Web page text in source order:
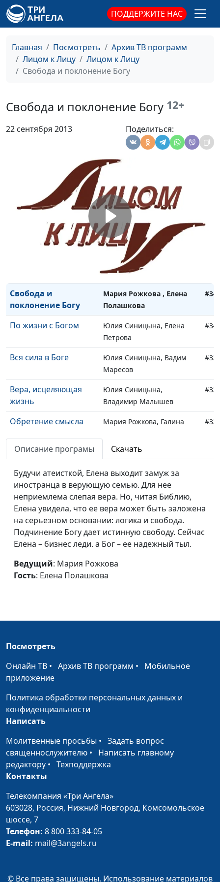
ПОДДЕРЖИТЕ НАС
Главная Посмотреть
Архив ТВ программ
Лицом к Лицу
Лицом к Лицу
Свобода и поклонение Богу
Свобода и поклонение Богу 12+
22 сентября 2013 Поделиться:
Страх смерти.
Япония. Фокусима
Мария Рожкова, Елена
Ёщида
Решение слушаться
Юлия Синицына, Тимур
Шахматов
Церковь - моя семья
Юлия Синицына, Юрий
Помощь Отца
Небесного
Юлия Синицына, Лариса
Терешкина
Выбрать жизнь с
Юлия Синицына, Ирина
Смирнова
Мария Рожкова , Елена
Полашкова
Свобода и
поклонение Богу
Мария Рожкова , Елена
Полашкова
По жизни с Богом
Юлия Синицына, Елена
Петрова
Вся сила в Боге
Юлия Синицына, Вадим
Маресов
Вера, исцеляющая
жизнь
Юлия Синицына,
Владимир Малышев
Обретение смысла
Мария Рожкова, Галина
Решение изменить
Мария Рожкова, Алексей
Обещания Богу
Юлия Синицына, Алексей
Андрюхин
Бог творит чудеса
Юлия Уткина, директор
Телерадиокомпании "Три
Ангела", Дмитрий Ковалев,
"Новое радио"
директор радиостанции
За помощью - к Богу
Телерадиокомпании "Три
"Новое радио"
Низкая самооценка
Духовные искания
Юлия Синицына, Елена
Пологова
предназначение
Михайлова
Нечестно преуспеть
Юлия Синицына, Сергей
Под охраной Божьей
Описание програмы Скачать
Будучи атеисткой, Елена выходит замуж за
иностранца в верующую семью. Для нее
неприемлема слепая вера. Но, читая Библию,
Елена увидела, что ее вера может быть заложена
на серьезном основании: логика и свобода.
Подчинение Богу дает истинную свободу. Сейчас
Елена – бизнес леди. а Бог – ее надежный тыл.
Ведущий: Мария Рожкова
Гость: Елена Полашкова
Посмотреть
Онлайн ТВ • Архив ТВ программ • Мобильное
приложение
Политика обработки персональных данных и
конфиденциальности
Написать
Молитвенные просьбы • Задать вопрос
священнослужителю • Написать главному
редактору • Техподдержка
Контакты
Телекомпания «Три Ангела»
603028, Россия, Нижний Новгород, Комсомольское
шоссе, 7
Телефон: 8 800 333-84-05
E-mail: mail@3angels.ru
© Все права защищены. Использование материалов